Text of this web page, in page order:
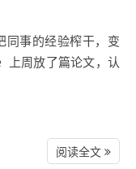
事的经验榨干，变
上周放了篇论文，认
阅读全文